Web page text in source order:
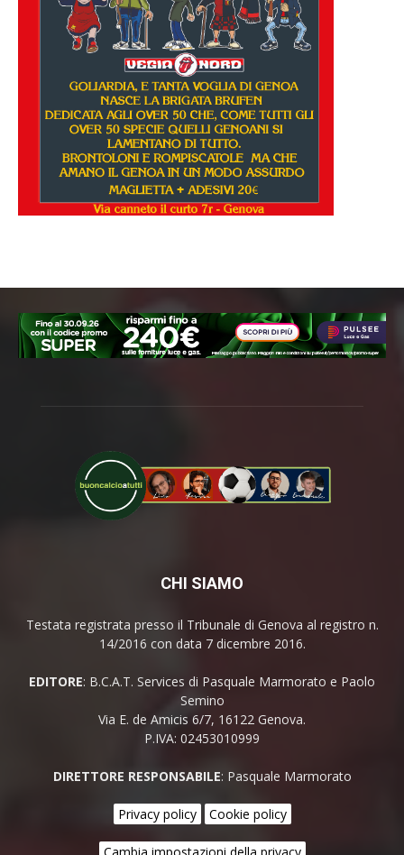
CHI SIAMO
Testata registrata presso il Tribunale di Genova al registro n.
14/2016 con data 7 dicembre 2016.
EDITORE: B.C.A.T. Services di Pasquale Marmorato e Paolo
Semino
Via E. de Amicis 6/7, 16122 Genova.
P.IVA: 02453010999
DIRETTORE RESPONSABILE: Pasquale Marmorato
Privacy policy Cookie policy